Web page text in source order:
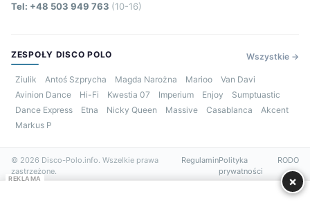
Tel: +48 503 949 763 (10-16)
ZESPOŁY DISCO POLO Wszystkie →
Ziulik Antoś Szprycha Magda Narożna Marioo
Van Davi
Avinion Dance
Hi-Fi Kwestia 07 Imperium Enjoy
Sumptuastic
Dance Express
Etna Nicky Queen Massive Casablanca
Akcent
Markus P
© 2026 Disco-Polo.info. Wszelkie prawa
zastrzeżone.
RegulaminPolityka
prywatności
RODO
REKLAMA ×